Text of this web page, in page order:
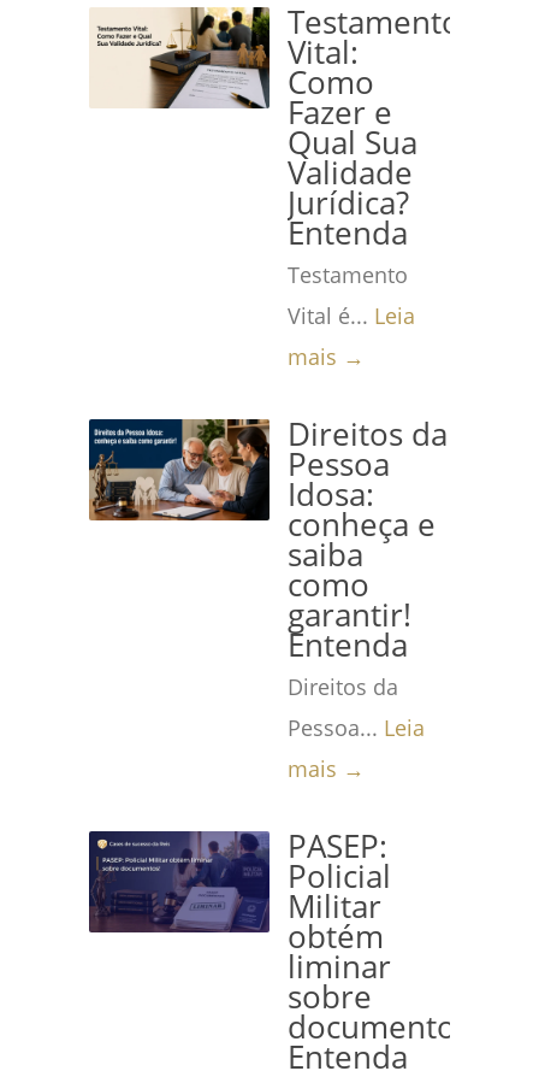
Testamento
Vital:
Como
Fazer e
Qual Sua
Validade
Jurídica?
Entenda
Testamento
Vital é... Leia
mais →
Direitos da
Pessoa
Idosa:
conheça e
saiba
como
garantir!
Entenda
Direitos da
Pessoa... Leia
mais →
PASEP:
Policial
Militar
obtém
liminar
sobre
documentos!
Entenda